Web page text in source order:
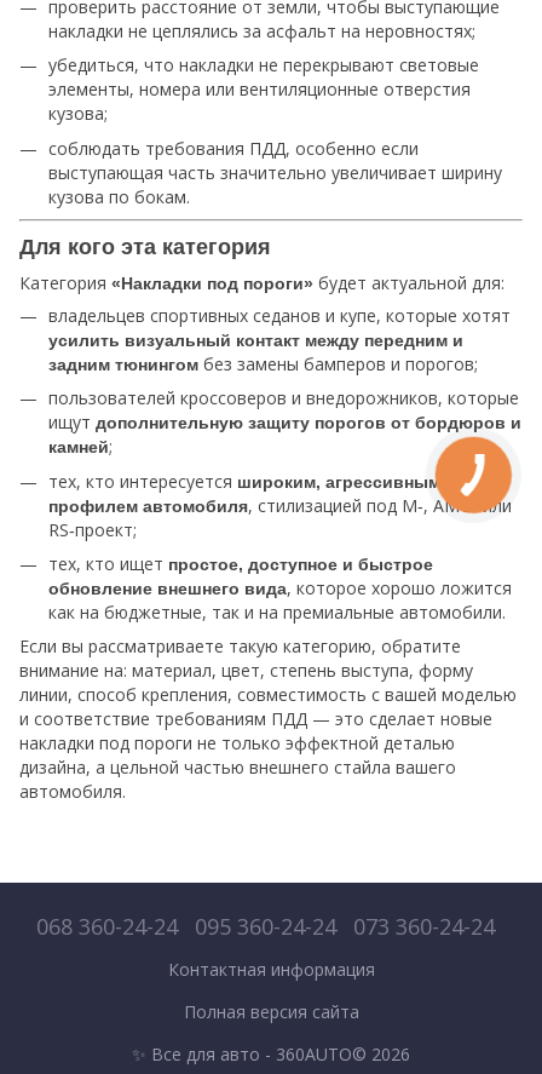
проверить расстояние от земли, чтобы выступающие
накладки не цеплялись за асфальт на неровностях;
убедиться, что накладки не перекрывают световые
элементы, номера или вентиляционные отверстия
кузова;
соблюдать требования ПДД, особенно если
выступающая часть значительно увеличивает ширину
кузова по бокам.
Для кого эта категория
Категория «Накладки под пороги» будет актуальной для:
владельцев спортивных седанов и купе, которые хотят
усилить визуальный контакт между передним и
задним тюнингом без замены бамперов и порогов;
пользователей кроссоверов и внедорожников, которые
ищут дополнительную защиту порогов от бордюров и
камней;
тех, кто интересуется широким, агрессивным
профилем автомобиля, стилизацией под M‑, AMG‑ или
RS‑проект;
тех, кто ищет простое, доступное и быстрое
обновление внешнего вида, которое хорошо ложится
как на бюджетные, так и на премиальные автомобили.
Если вы рассматриваете такую категорию, обратите
внимание на: материал, цвет, степень выступа, форму
линии, способ крепления, совместимость с вашей моделью
и соответствие требованиям ПДД — это сделает новые
накладки под пороги не только эффектной деталью
дизайна, а цельной частью внешнего стайла вашего
автомобиля.
068 360-24-24 095 360-24-24 073 360-24-24
Контактная информация
Полная версия сайта
✨ Все для авто - 360AUTO© 2026